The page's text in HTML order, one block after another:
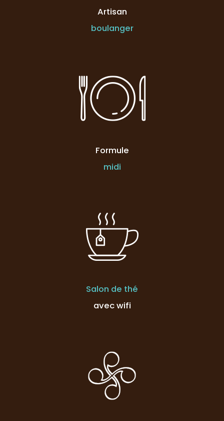
Artisan
boulanger
Formule
midi
Salon de thé
avec wifi